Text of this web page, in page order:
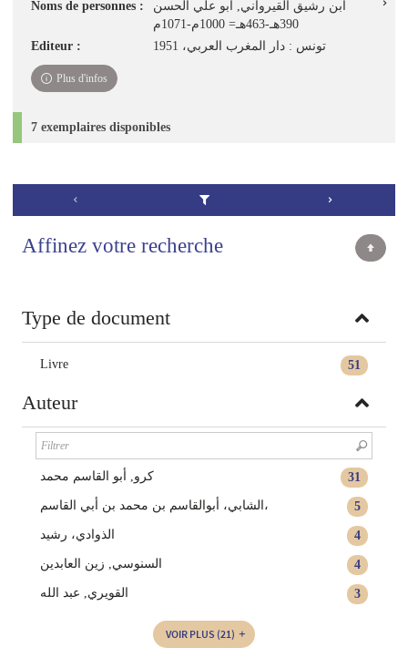
Noms de personnes :
ابن رشيق القيرواني, أبو علي الحسن
390هـ-463هـ= 1000م-1071م
Editeur :
تونس : دار المغرب العربي، 1951
Plus d'infos
7 exemplaires disponibles
Affinez votre recherche
Type de document
51
Livre
Auteur
31 كرو, أبو القاسم محمد
5 الشابي، أبوالقاسم بن محمد بن أبي القاسم،
4 الذوادي، رشيد
4 السنوسي‏, ‏زين العابدين‏
3 القويري, عبد الله
VOIR PLUS (21)